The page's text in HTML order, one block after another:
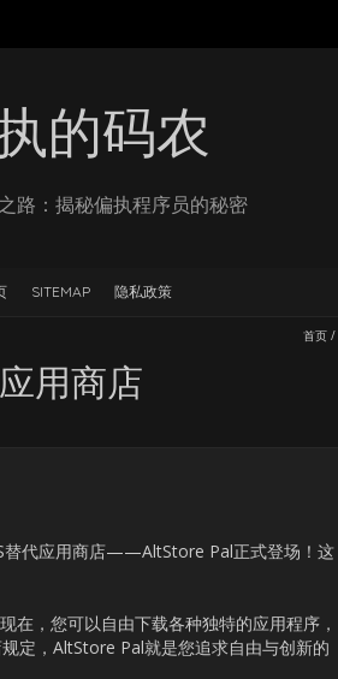
的码农
路：揭秘偏执程序员的秘密
SITEMAP 隐私政策
首页 /
用商店
代应用商店——AltStore Pal正式登场！这
在，您可以自由下载各种独特的应用程序，
定，AltStore Pal就是您追求自由与创新的